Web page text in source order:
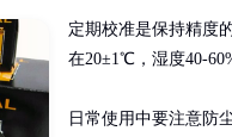
定期校准是保持精度
在20±1℃，湿度40-
日常使用中要注意防